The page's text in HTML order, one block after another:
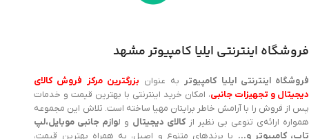
فروشگاه اینترنتی ایلیا کامپیوتر مشهد
فروشگاه اینترنتی ایلیا کامپیوتر به عنوان بزرگترین مرکز فروش کالای
دیجیتال و تجهیزات جانبی، امکان خرید اینترنتی با بهترین قیمت و خدمات
پس از فروش را با آرامش خاطر برایتان مهیا ساخته است. تلاش این مجموعه
همواره ارائه‌ی تنوعی بی نظیر ازکالای دیجیتال و لوازم جانبی موبایل،لپ
تاپ، کامپیوتر و… با برندهای متنوع و اصیل، به همراه بهترین قیمت،